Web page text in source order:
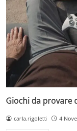
Giochi da provare
carla.rigoletti 4